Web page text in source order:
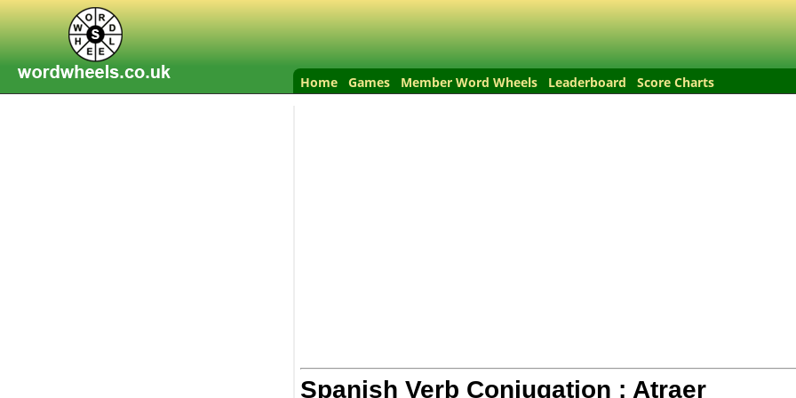
Home Games Member Word Wheels Leaderboard Score Charts
Spanish Verb Conjugation : Atraer